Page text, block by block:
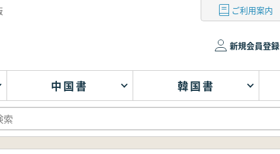
ご利用案内
新規会員登録
中国書 韓国書